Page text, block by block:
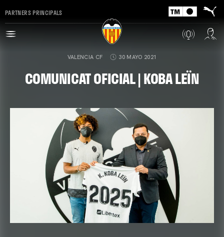
PARTNERS PRINCIPALS
VALENCIA CF 30 MAYO 2021
COMUNICAT OFICIAL | KOBA LEÏN